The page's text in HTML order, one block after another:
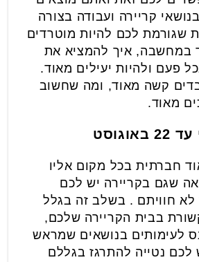
קריירה ועבודה בצורה
שגורמת לכם להיות מוטרדים
במחשבה, איך להמציא את
פעם ולהיות יעילים מאוד.
קשה מאוד, ומה שחשוב
מאוד.
חברתית בכל מקום אליו
שגם בקריירה יש לכם
חוויתם . בשלב זה בגלל
בבית הקריירה שלכם,
לעימותים בנושאים שמראש
לכם נטייה להתרגז בגללם